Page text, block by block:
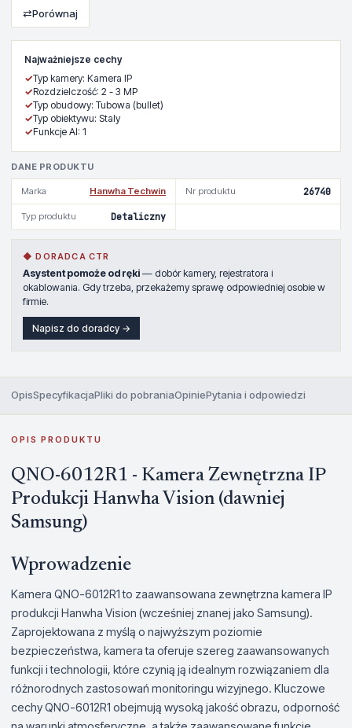
Najważniejsze cechy
✓Typ kamery: Kamera IP
✓Rozdzielczość: 2 - 3 MP
✓Typ obudowy: Tubowa (bullet)
✓Typ obiektywu: Staly
✓Funkcje AI: 1
DANE PRODUKTU
Marka Hanwha Techwin Nr produktu 26740
Typ produktu Detaliczny
◆ DORADCA CTR
Asystent pomoże od ręki — dobór kamery, rejestratora i
okablowania. Gdy trzeba, przekażemy sprawę odpowiedniej osobie w
firmie.
Napisz do doradcy →
⇄Porównaj
OpisSpecyfikacjaPliki do pobraniaOpiniePytania i odpowiedzi
OPIS PRODUKTU
QNO-6012R1 - Kamera Zewnętrzna IP
Produkcji Hanwha Vision (dawniej
Samsung)
Wprowadzenie
Kamera QNO-6012R1 to zaawansowana zewnętrzna kamera IP
produkcji Hanwha Vision (wcześniej znanej jako Samsung).
Zaprojektowana z myślą o najwyższym poziomie
bezpieczeństwa, kamera ta oferuje szereg zaawansowanych
funkcji i technologii, które czynią ją idealnym rozwiązaniem dla
różnorodnych zastosowań monitoringu wizyjnego. Kluczowe
cechy QNO-6012R1 obejmują wysoką jakość obrazu, odporność